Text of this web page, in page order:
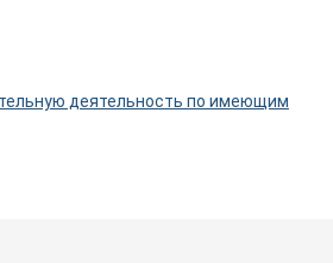
деятельность по имеющим